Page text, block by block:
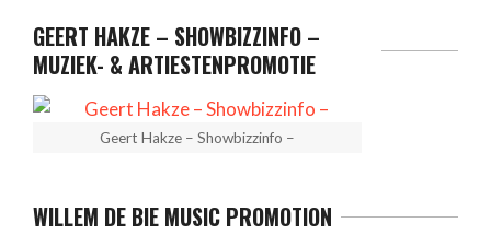
GEERT HAKZE – SHOWBIZZINFO –
MUZIEK- & ARTIESTENPROMOTIE
Geert Hakze – Showbizzinfo –
WILLEM DE BIE MUSIC PROMOTION